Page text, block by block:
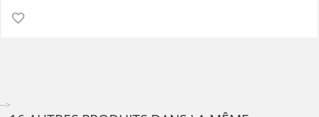
favorite_border
-->